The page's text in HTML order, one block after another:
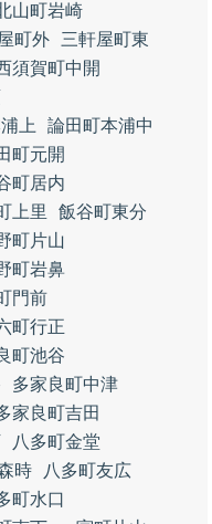
山町岩崎
町外
三軒屋町東
須賀町中開
上
論田町本浦中
町元開
町居内
上里
飯谷町東分
町片山
町岩鼻
門前
町行正
町池谷
多家良町中津
家良町吉田
八多町金堂
時
八多町友広
町水口